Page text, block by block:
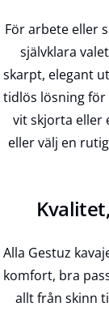
För arbete eller
självklara
skarpt, elegant
tidlös lösning för
vit skjorta eller
eller välj en
Alla Gestuz
komfort, bra
allt från skinn